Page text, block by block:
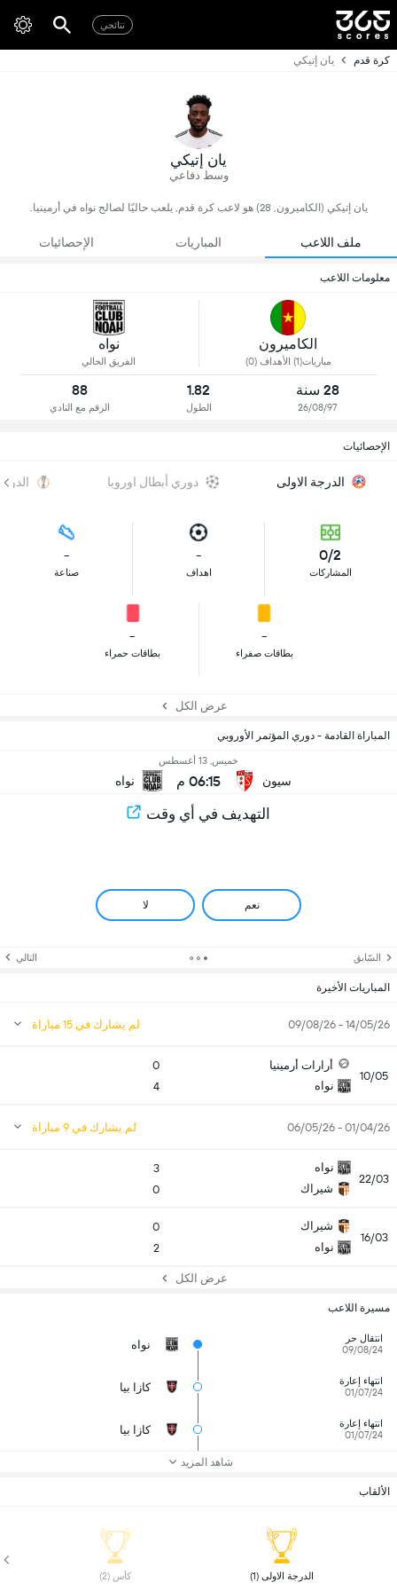
نتائجي
كرة قدم يان إتيكي
يان إتيكي
وسط دفاعي
يان إتيكي (الكاميرون, 28) هو لاعب كرة قدم, يلعب حاليًا لصالح نواه في أرمينيا.
ملف اللاعب المباريات الإحصائيات
معلومات اللاعب
الكاميرون
مباريات(1) الأهداف (0)
نواه
الفريق الحالي
28 سنة
26/08/97
1.82
الطول
88
الرقم مع النادي
الإحصائيات
الدرجة الاولى دوري أبطال اوروبا
0/2
المشاركات
-
اهداف
-
صناعة
-
بطاقات صفراء
-
بطاقات حمراء
عرض الكل
المباراة القادمة - دوري المؤتمر الأوروبي
سيون
خميس, 13 أغسطس
06:15 م نواه
التهديف في أي وقت
نعم لا
السّابق التالي
المباريات الأخيرة
14/05/26 - 09/08/26 لم يشارك في 15 مباراة
10/05
أرارات أرمينيا
نواه
0
4
01/04/26 - 06/05/26 لم يشارك في 9 مباراة
22/03
نواه
شيراك
3
0
16/03
شيراك
نواه
0
2
عرض الكل
مسيرة اللاعب
انتقال حر
09/08/24
نواه
انتهاء إعارة
01/07/24
كازا بيا
انتهاء إعارة
01/07/24
كازا بيا
شاهد المزيد
الألقاب
الدرجة الاولى (1) كأس (2)